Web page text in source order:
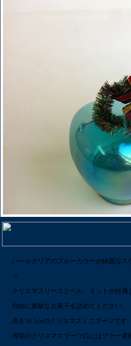
パールクリアのブルーカラーが綺麗なス
☆
クリスマスリースとベル、ネットが付属
自由に素敵なお菓子を詰めてください。
高さ10.5㎝のクリスマスミニブーツです。
透明のクリスマスブーツ口にはファー素